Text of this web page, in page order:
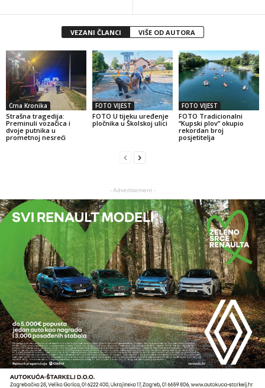
VEZANI ČLANCI VIŠE OD AUTORA
Crna Kronika
Strašna tragedija:
Preminuli vozačica i
dvoje putnika u
prometnoj nesreći
FOTO VIJEST
FOTO U tijeku uređenje
pločnika u Školskoj ulici
FOTO VIJEST
FOTO Tradicionalni
“Kupski plov” okupio
rekordan broj
posjetitelja
- Advertisement -